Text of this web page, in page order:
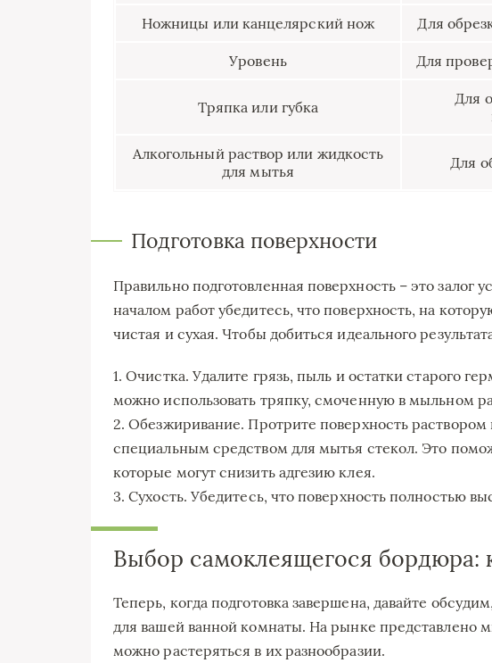
Ножницы или канцелярский нож Для
Уровень Для
Тряпка или губка
Для
Алкогольный раствор или жидкость
для мытья
Для
Подготовка поверхности
Правильно подготовленная поверхность – это
началом работ убедитесь, что поверхность, на
чистая и сухая. Чтобы добиться идеального
1. Очистка. Удалите грязь, пыль и остатки старого
можно использовать тряпку, смоченную в мыльном
2. Обезжиривание. Протрите поверхность раствором
специальным средством для мытья стекол. Это
которые могут снизить адгезию клея.
3. Сухость. Убедитесь, что поверхность полностью
Выбор самоклеящегося бордюра:
Теперь, когда подготовка завершена, давайте
для вашей ванной комнаты. На рынке представлено
можно растеряться в их разнообразии.